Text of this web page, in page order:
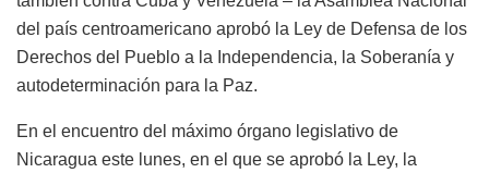
del país centroamericano aprobó la Ley de Defensa de los
Derechos del Pueblo a la Independencia, la Soberanía y
autodeterminación para la Paz.
En el encuentro del máximo órgano legislativo de
Nicaragua este lunes, en el que se aprobó la Ley, la